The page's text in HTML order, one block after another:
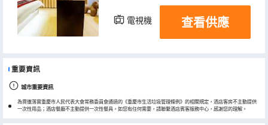
電視機 查看供應
重要資訊
城市重要資訊
為貫徹落實重慶市人民代表大會常務委員會通過的《重慶市生活垃圾管理條例》的相關規定，酒店客房不主動提供
一次性用品；酒店餐廳不主動提供一次性餐具。如您有任何需要，請聯繫酒店賓客服務中心，感謝您的理解。